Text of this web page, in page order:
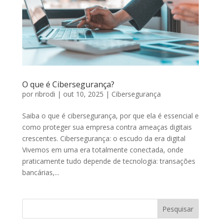
O que é Cibersegurança?
por ribrodi | out 10, 2025 | Cibersegurança
Saiba o que é cibersegurança, por que ela é essencial e
como proteger sua empresa contra ameaças digitais
crescentes. Cibersegurança: o escudo da era digital
Vivemos em uma era totalmente conectada, onde
praticamente tudo depende de tecnologia: transações
bancárias,...
Pesquisar